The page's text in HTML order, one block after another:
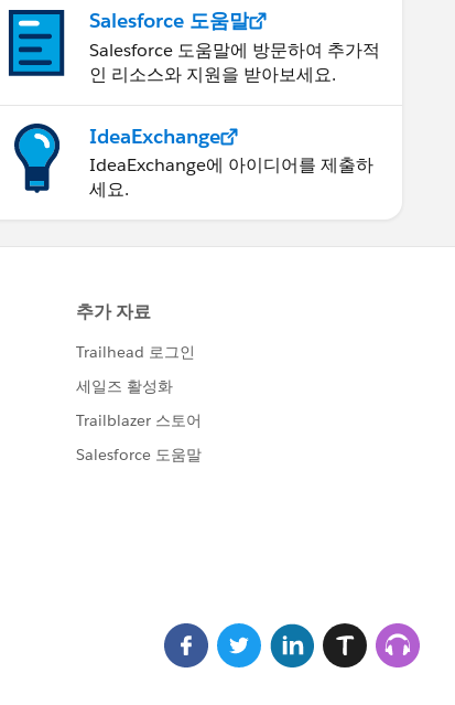
Salesforce 도움말
Salesforce 도움말에 방문하여 추가적
인 리소스와 지원을 받아보세요.
IdeaExchange
IdeaExchange에 아이디어를 제출하
세요.